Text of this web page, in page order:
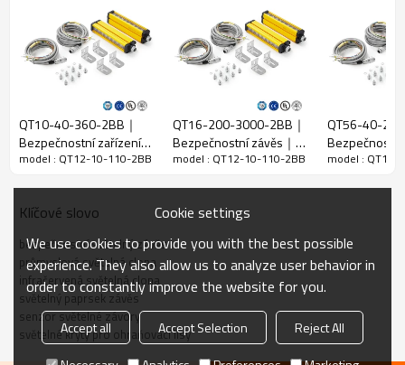
rozlišení
10 mm
Zkontrolujte
přesnost
18 mm
12
Výška ochrany
110 mm
Celkový
51 mm * 35 mm * L, L je délka vysílače a přijímače.
Detekční
30-6000 mm; 30-45000 mm
Doba odezvy ≤15 ms
Mechanická data
Domovní
materiál
Domovní materiál
QT10-40-360-2BB｜
Bezpečnostní zařízení
strojů｜DADISICK
model : QT12-10-110-2BB
QT16-200-3000-2BB｜
Bezpečnostní závěs｜
DADISICK
model : QT12-10-110-2BB
QT56-40-
opona｜
model : QT12-
Klíčové slovo
bezpečnostní světelný závěs
průmyslová světelná clona
infračervená světelná clona
světelný paprsek závěs
senzor světelné závory
světelné kryty pro ohraňovací lisy
Cookie settings
We use cookies to provide you with the best possible
experience. They also allow us to analyze user behavior in
order to constantly improve the website for you.
Accept all Accept Selection
Reject All